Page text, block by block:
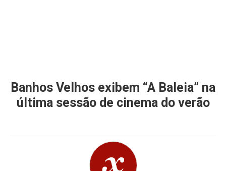
Banhos Velhos exibem “A Baleia” na
última sessão de cinema do verão